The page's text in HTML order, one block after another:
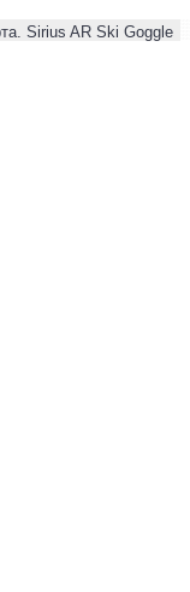
Sirius AR Ski Goggle